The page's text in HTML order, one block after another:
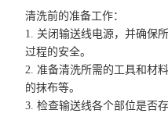
清洗前的准备工作：
1. 关闭输送线电源，并确保
过程的安全。
2. 准备清洗所需的工具和材
的抹布等。
3. 检查输送线各个部位是否